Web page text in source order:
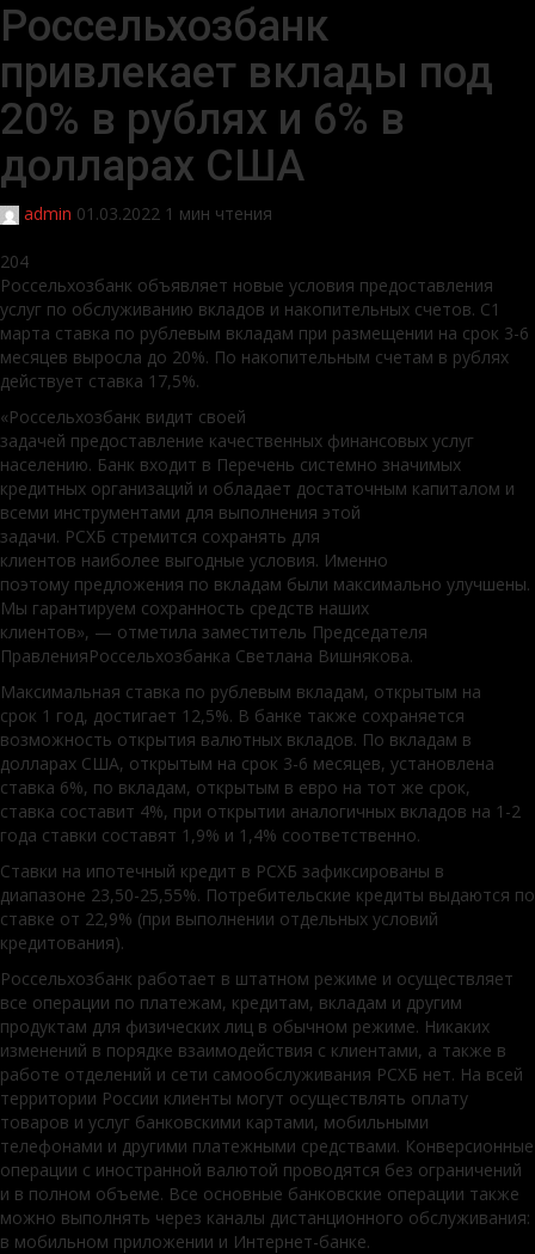
Россельхозбанк
привлекает вклады под
20% в рублях и 6% в
долларах США
admin 01.03.2022 1 мин чтения
204
Россельхозбанк объявляет новые условия предоставления
услуг по обслуживанию вкладов и накопительных счетов. С1
марта ставка по рублевым вкладам при размещении на срок 3-6
месяцев выросла до 20%. По накопительным счетам в рублях
действует ставка 17,5%.
«Россельхозбанк видит своей
задачей предоставление качественных финансовых услуг
населению. Банк входит в Перечень системно значимых
кредитных организаций и обладает достаточным капиталом и
всеми инструментами для выполнения этой
задачи. РСХБ стремится сохранять для
клиентов наиболее выгодные условия. Именно
поэтому предложения по вкладам были максимально улучшены.
Мы гарантируем сохранность средств наших
клиентов», — отметила заместитель Председателя
ПравленияРоссельхозбанка Светлана Вишнякова.
Максимальная ставка по рублевым вкладам, открытым на
срок 1 год, достигает 12,5%. В банке также сохраняется
возможность открытия валютных вкладов. По вкладам в
долларах США, открытым на срок 3-6 месяцев, установлена
ставка 6%, по вкладам, открытым в евро на тот же срок,
ставка составит 4%, при открытии аналогичных вкладов на 1-2
года ставки составят 1,9% и 1,4% соответственно.
Ставки на ипотечный кредит в РСХБ зафиксированы в
диапазоне 23,50-25,55%. Потребительские кредиты выдаются по
ставке от 22,9% (при выполнении отдельных условий
кредитования).
Россельхозбанк работает в штатном режиме и осуществляет
все операции по платежам, кредитам, вкладам и другим
продуктам для физических лиц в обычном режиме. Никаких
изменений в порядке взаимодействия с клиентами, а также в
работе отделений и сети самообслуживания РСХБ нет. На всей
территории России клиенты могут осуществлять оплату
товаров и услуг банковскими картами, мобильными
телефонами и другими платежными средствами. Конверсионные
операции с иностранной валютой проводятся без ограничений
и в полном объеме. Все основные банковские операции также
можно выполнять через каналы дистанционного обслуживания:
в мобильном приложении и Интернет-банке.